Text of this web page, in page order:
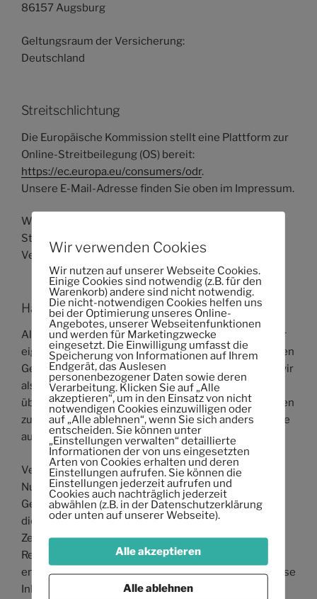
86157 Augsburg
Geltungsraum der Versicherung:
Deutschland
Streitschlichtung
Die Europäische Kommission stellt eine Plattform zur
Online-Streitbeilegung (OS) bereit:
https://ec.europa.eu/consumers/odr.
Unsere E-Mail-Adresse finden Sie oben im Impressum.
Wir sind nicht bereit oder verpflichtet, an
Streitbeilegungsverfahren vor einer
Verbraucherschlichtungsstelle teilzunehmen.
Haftung für Inhalte
Als Diensteanbieter sind wir gemäß § 7 Abs.1 DDG für
eigene Inhalte auf diesen Seiten nach den allgemeinen
Gesetzen verantwortlich. Nach §§ 8 bis 10 DDG sind wir
als Diensteanbieter jedoch nicht verpflichtet,
übermittelte oder gespeicherte fremde Informationen
zu überwachen oder nach Umständen zu forschen, die
auf eine rechtswidrige Tätigkeit hinweisen.
Verpflichtungen zur Entfernung oder Sperrung der
Nutzung von Informationen nach den allgemeinen
Gesetzen bleiben hiervon unberührt. Eine
diesbezügliche Haftung ist jedoch erst ab dem
Zeitpunkt der Kenntnis einer konkreten
Rechtsverletzung möglich. Bei Bekanntwerden von
entsprechenden Rechtsverletzungen werden wir diese
Inhalte umgehend entfernen.
Wir verwenden Cookies
Wir nutzen auf unserer Webseite Cookies.
Einige Cookies sind notwendig (z.B. für den
Warenkorb) andere sind nicht notwendig.
Die nicht-notwendigen Cookies helfen uns
bei der Optimierung unseres Online-
Angebotes, unserer Webseitenfunktionen
und werden für Marketingzwecke
eingesetzt. Die Einwilligung umfasst die
Speicherung von Informationen auf Ihrem
Endgerät, das Auslesen
personenbezogener Daten sowie deren
Verarbeitung. Klicken Sie auf „Alle
akzeptieren“, um in den Einsatz von nicht
notwendigen Cookies einzuwilligen oder
auf „Alle ablehnen“, wenn Sie sich anders
entscheiden. Sie können unter
„Einstellungen verwalten“ detaillierte
Informationen der von uns eingesetzten
Arten von Cookies erhalten und deren
Einstellungen aufrufen. Sie können die
Einstellungen jederzeit aufrufen und
Cookies auch nachträglich jederzeit
abwählen (z.B. in der Datenschutzerklärung
oder unten auf unserer Webseite).
Alle akzeptieren
Alle ablehnen